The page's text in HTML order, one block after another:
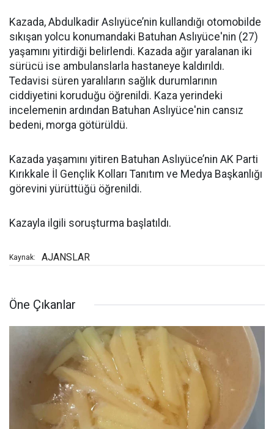
Kazada, Abdulkadir Aslıyüce’nin kullandığı otomobilde
sıkışan yolcu konumandaki Batuhan Aslıyüce'nin (27)
yaşamını yitirdiği belirlendi. Kazada ağır yaralanan iki
sürücü ise ambulanslarla hastaneye kaldırıldı.
Tedavisi süren yaralıların sağlık durumlarının
ciddiyetini koruduğu öğrenildi. Kaza yerindeki
incelemenin ardından Batuhan Aslıyüce'nin cansız
bedeni, morga götürüldü.
Kazada yaşamını yitiren Batuhan Aslıyüce’nin AK Parti
Kırıkkale İl Gençlik Kolları Tanıtım ve Medya Başkanlığı
görevini yürüttüğü öğrenildi.
Kazayla ilgili soruşturma başlatıldı.
Kaynak: AJANSLAR
Öne Çıkanlar